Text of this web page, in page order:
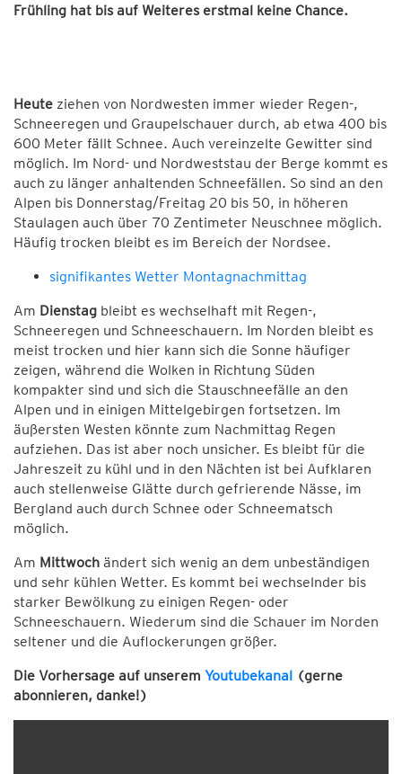
Frühling hat bis auf Weiteres erstmal keine Chance.
Heute ziehen von Nordwesten immer wieder Regen-,
Schneeregen und Graupelschauer durch, ab etwa 400 bis
600 Meter fällt Schnee. Auch vereinzelte Gewitter sind
möglich. Im Nord- und Nordweststau der Berge kommt es
auch zu länger anhaltenden Schneefällen. So sind an den
Alpen bis Donnerstag/Freitag 20 bis 50, in höheren
Staulagen auch über 70 Zentimeter Neuschnee möglich.
Häufig trocken bleibt es im Bereich der Nordsee.
signifikantes Wetter Montagnachmittag
Am Dienstag bleibt es wechselhaft mit Regen-,
Schneeregen und Schneeschauern. Im Norden bleibt es
meist trocken und hier kann sich die Sonne häufiger
zeigen, während die Wolken in Richtung Süden
kompakter sind und sich die Stauschneefälle an den
Alpen und in einigen Mittelgebirgen fortsetzen. Im
äußersten Westen könnte zum Nachmittag Regen
aufziehen. Das ist aber noch unsicher. Es bleibt für die
Jahreszeit zu kühl und in den Nächten ist bei Aufklaren
auch stellenweise Glätte durch gefrierende Nässe, im
Bergland auch durch Schnee oder Schneematsch
möglich.
Am Mittwoch ändert sich wenig an dem unbeständigen
und sehr kühlen Wetter. Es kommt bei wechselnder bis
starker Bewölkung zu einigen Regen- oder
Schneeschauern. Wiederum sind die Schauer im Norden
seltener und die Auflockerungen größer.
Die Vorhersage auf unserem Youtubekanal (gerne
abonnieren, danke!)